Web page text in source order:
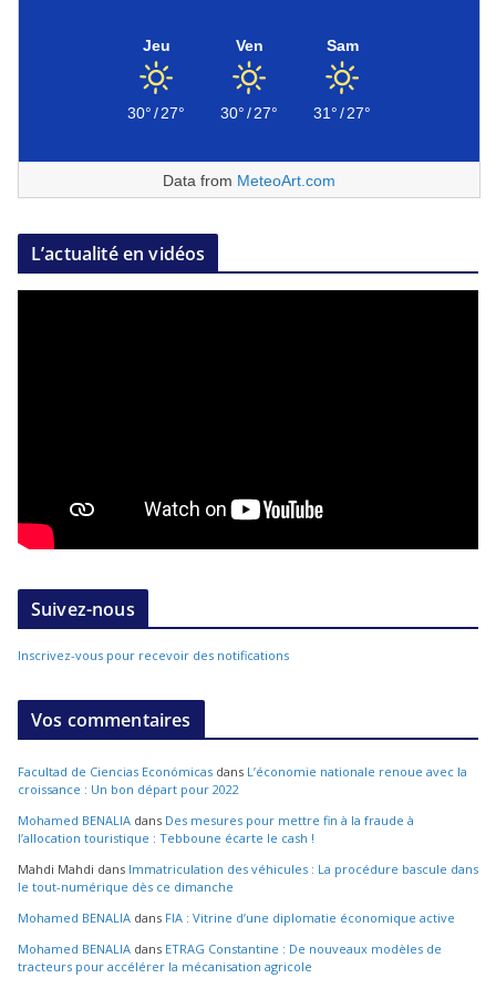
Jeu
30°/27°
Ven
30°/27°
Sam
31°/27°
Data from MeteoArt.com
L’actualité en vidéos
Suivez-nous
Inscrivez-vous pour recevoir des notifications
Vos commentaires
Facultad de Ciencias Económicas dans L’économie nationale renoue avec la
croissance : Un bon départ pour 2022
Mohamed BENALIA dans Des mesures pour mettre fin à la fraude à
l’allocation touristique : Tebboune écarte le cash !
Mahdi Mahdi dans Immatriculation des véhicules : La procédure bascule dans
le tout-numérique dès ce dimanche
Mohamed BENALIA dans FIA : Vitrine d’une diplomatie économique active
Mohamed BENALIA dans ETRAG Constantine : De nouveaux modèles de
tracteurs pour accélérer la mécanisation agricole